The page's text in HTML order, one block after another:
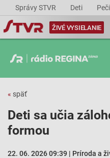
Správy STVR Deti
ŽIVÉ VYSIELANIE
« späť
Deti sa učia
formou
22. 06. 2026 09:39 | Príroda a